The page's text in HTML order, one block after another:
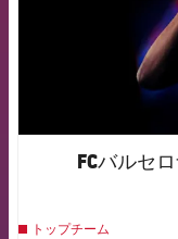
FCバルセ
トップチーム